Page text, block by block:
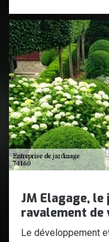
JM Elagage,
ravalement de
Le développement